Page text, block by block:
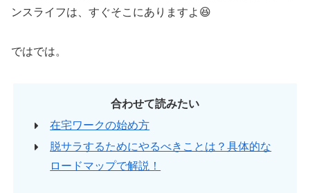
ンスライフは、すぐそこにありますよ😆
ではでは。
合わせて読みたい
在宅ワークの始め方
脱サラするためにやるべきことは？具体的な
ロードマップで解説！